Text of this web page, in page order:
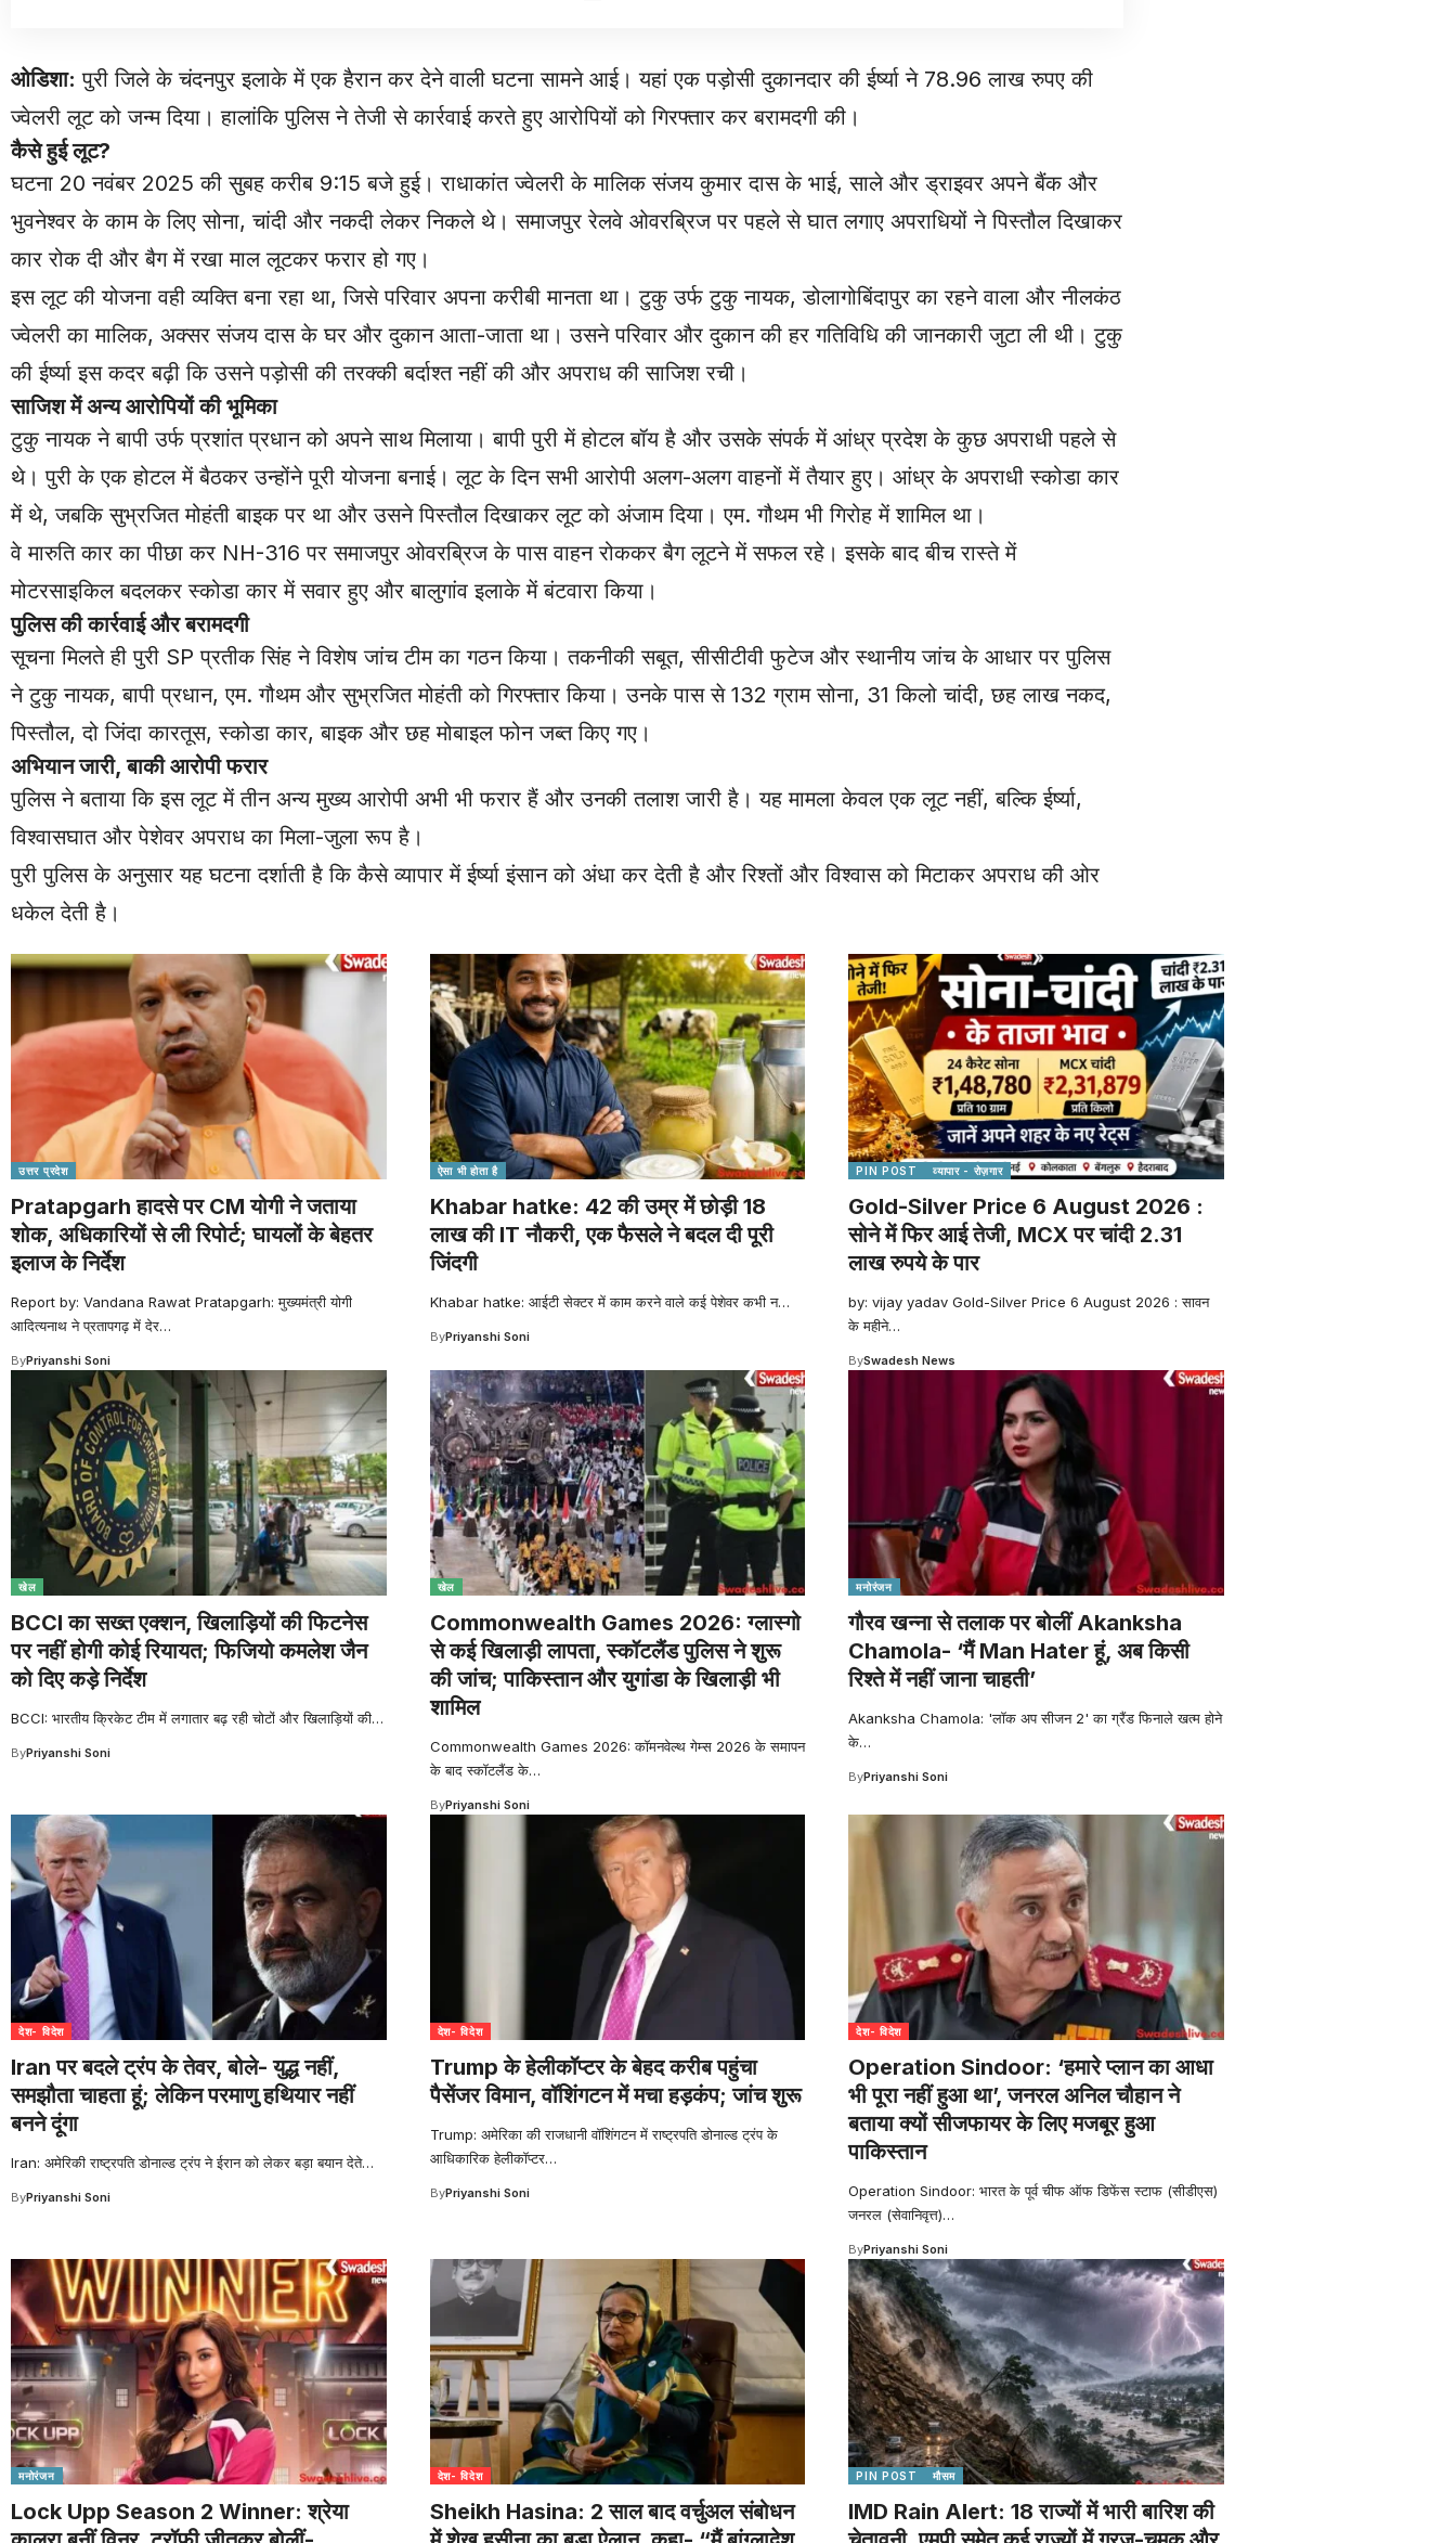
ओडिशा: पुरी जिले के चंदनपुर इलाके में एक हैरान कर देने वाली घटना सामने आई। यहां एक पड़ोसी दुकानदार की ईर्ष्या ने 78.96 लाख रुपए की
ज्वेलरी लूट को जन्म दिया। हालांकि पुलिस ने तेजी से कार्रवाई करते हुए आरोपियों को गिरफ्तार कर बरामदगी की।
कैसे हुई लूट?
घटना 20 नवंबर 2025 की सुबह करीब 9:15 बजे हुई। राधाकांत ज्वेलरी के मालिक संजय कुमार दास के भाई, साले और ड्राइवर अपने बैंक और
भुवनेश्वर के काम के लिए सोना, चांदी और नकदी लेकर निकले थे। समाजपुर रेलवे ओवरब्रिज पर पहले से घात लगाए अपराधियों ने पिस्तौल दिखाकर
कार रोक दी और बैग में रखा माल लूटकर फरार हो गए।
इस लूट की योजना वही व्यक्ति बना रहा था, जिसे परिवार अपना करीबी मानता था। टुकु उर्फ टुकु नायक, डोलागोबिंदापुर का रहने वाला और नीलकंठ
ज्वेलरी का मालिक, अक्सर संजय दास के घर और दुकान आता-जाता था। उसने परिवार और दुकान की हर गतिविधि की जानकारी जुटा ली थी। टुकु
की ईर्ष्या इस कदर बढ़ी कि उसने पड़ोसी की तरक्की बर्दाश्त नहीं की और अपराध की साजिश रची।
साजिश में अन्य आरोपियों की भूमिका
टुकु नायक ने बापी उर्फ प्रशांत प्रधान को अपने साथ मिलाया। बापी पुरी में होटल बॉय है और उसके संपर्क में आंध्र प्रदेश के कुछ अपराधी पहले से
थे। पुरी के एक होटल में बैठकर उन्होंने पूरी योजना बनाई। लूट के दिन सभी आरोपी अलग-अलग वाहनों में तैयार हुए। आंध्र के अपराधी स्कोडा कार
में थे, जबकि सुभ्रजित मोहंती बाइक पर था और उसने पिस्तौल दिखाकर लूट को अंजाम दिया। एम. गौथम भी गिरोह में शामिल था।
वे मारुति कार का पीछा कर NH-316 पर समाजपुर ओवरब्रिज के पास वाहन रोककर बैग लूटने में सफल रहे। इसके बाद बीच रास्ते में
मोटरसाइकिल बदलकर स्कोडा कार में सवार हुए और बालुगांव इलाके में बंटवारा किया।
पुलिस की कार्रवाई और बरामदगी
सूचना मिलते ही पुरी SP प्रतीक सिंह ने विशेष जांच टीम का गठन किया। तकनीकी सबूत, सीसीटीवी फुटेज और स्थानीय जांच के आधार पर पुलिस
ने टुकु नायक, बापी प्रधान, एम. गौथम और सुभ्रजित मोहंती को गिरफ्तार किया। उनके पास से 132 ग्राम सोना, 31 किलो चांदी, छह लाख नकद,
पिस्तौल, दो जिंदा कारतूस, स्कोडा कार, बाइक और छह मोबाइल फोन जब्त किए गए।
अभियान जारी, बाकी आरोपी फरार
पुलिस ने बताया कि इस लूट में तीन अन्य मुख्य आरोपी अभी भी फरार हैं और उनकी तलाश जारी है। यह मामला केवल एक लूट नहीं, बल्कि ईर्ष्या,
विश्वासघात और पेशेवर अपराध का मिला-जुला रूप है।
पुरी पुलिस के अनुसार यह घटना दर्शाती है कि कैसे व्यापार में ईर्ष्या इंसान को अंधा कर देती है और रिश्तों और विश्वास को मिटाकर अपराध की ओर
धकेल देती है।
उत्तर प्रदेश
Pratapgarh हादसे पर CM योगी ने जताया
शोक, अधिकारियों से ली रिपोर्ट; घायलों के बेहतर
इलाज के निर्देश
Report by: Vandana Rawat Pratapgarh: मुख्यमंत्री योगी
आदित्यनाथ ने प्रतापगढ़ में देर…
ByPriyanshi Soni
ऐसा भी होता है
Khabar hatke: 42 की उम्र में छोड़ी 18
लाख की IT नौकरी, एक फैसले ने बदल दी पूरी
जिंदगी
Khabar hatke: आईटी सेक्टर में काम करने वाले कई पेशेवर कभी न…
ByPriyanshi Soni
PIN POST व्यापार - रोज़गार
Gold-Silver Price 6 August 2026 :
सोने में फिर आई तेजी, MCX पर चांदी 2.31
लाख रुपये के पार
by: vijay yadav Gold-Silver Price 6 August 2026 : सावन
के महीने…
BySwadesh News
खेल
BCCI का सख्त एक्शन, खिलाड़ियों की फिटनेस
पर नहीं होगी कोई रियायत; फिजियो कमलेश जैन
को दिए कड़े निर्देश
BCCI: भारतीय क्रिकेट टीम में लगातार बढ़ रही चोटों और खिलाड़ियों की…
ByPriyanshi Soni
खेल
Commonwealth Games 2026: ग्लास्गो
से कई खिलाड़ी लापता, स्कॉटलैंड पुलिस ने शुरू
की जांच; पाकिस्तान और युगांडा के खिलाड़ी भी
शामिल
Commonwealth Games 2026: कॉमनवेल्थ गेम्स 2026 के समापन
के बाद स्कॉटलैंड के…
ByPriyanshi Soni
मनोरंजन
गौरव खन्ना से तलाक पर बोलीं Akanksha
Chamola- ‘मैं Man Hater हूं, अब किसी
रिश्ते में नहीं जाना चाहती’
Akanksha Chamola: 'लॉक अप सीजन 2' का ग्रैंड फिनाले खत्म होने
के…
ByPriyanshi Soni
देश- विदेश
Iran पर बदले ट्रंप के तेवर, बोले- युद्ध नहीं,
समझौता चाहता हूं; लेकिन परमाणु हथियार नहीं
बनने दूंगा
Iran: अमेरिकी राष्ट्रपति डोनाल्ड ट्रंप ने ईरान को लेकर बड़ा बयान देते…
ByPriyanshi Soni
देश- विदेश
Trump के हेलीकॉप्टर के बेहद करीब पहुंचा
पैसेंजर विमान, वॉशिंगटन में मचा हड़कंप; जांच शुरू
Trump: अमेरिका की राजधानी वॉशिंगटन में राष्ट्रपति डोनाल्ड ट्रंप के
आधिकारिक हेलीकॉप्टर…
ByPriyanshi Soni
देश- विदेश
Operation Sindoor: ‘हमारे प्लान का आधा
भी पूरा नहीं हुआ था’, जनरल अनिल चौहान ने
बताया क्यों सीजफायर के लिए मजबूर हुआ
पाकिस्तान
Operation Sindoor: भारत के पूर्व चीफ ऑफ डिफेंस स्टाफ (सीडीएस)
जनरल (सेवानिवृत्त)…
ByPriyanshi Soni
मनोरंजन
Lock Upp Season 2 Winner: श्रेया
देश- विदेश
Sheikh Hasina: 2 साल बाद वर्चुअल संबोधन
PIN POST मौसम
IMD Rain Alert: 18 राज्यों में भारी बारिश की